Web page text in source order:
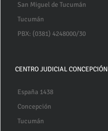
San Miguel de Tucumán
Tucumán
PBX: (0381) 4248000/30
CENTRO JUDICIAL CONCEPCIÓN
España 1438
Concepción
Tucumán